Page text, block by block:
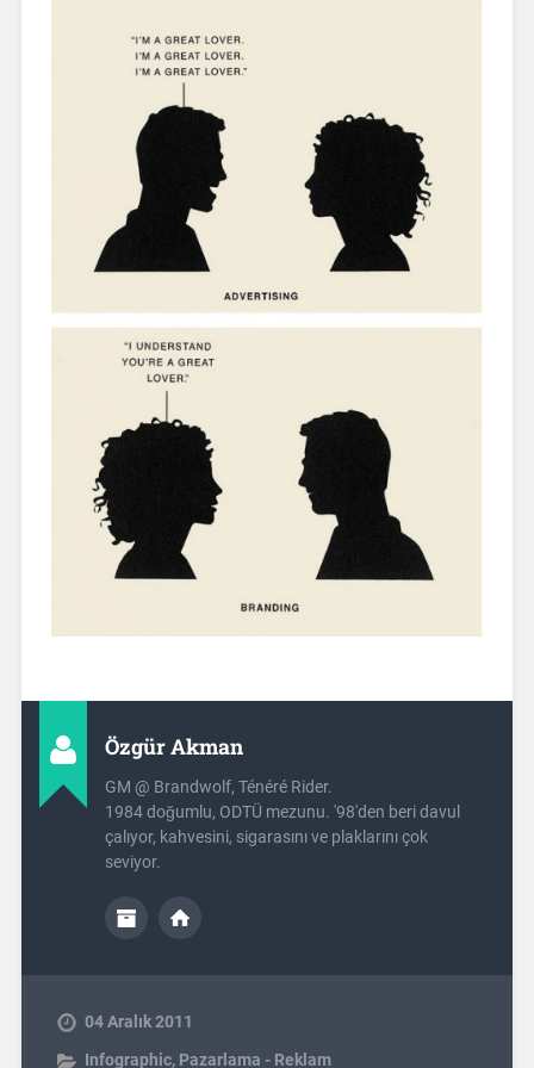
Özgür Akman
GM @ Brandwolf, Ténéré Rider.
1984 doğumlu, ODTÜ mezunu. '98'den beri davul
çalıyor, kahvesini, sigarasını ve plaklarını çok
seviyor.
04 Aralık 2011
Infographic, Pazarlama - Reklam